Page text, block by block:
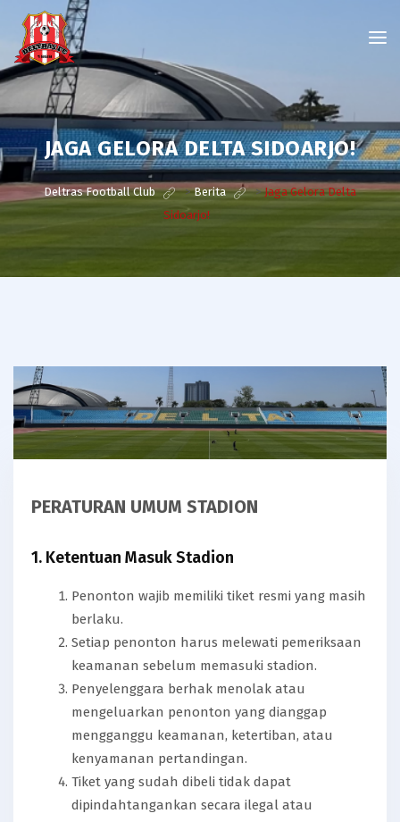
JAGA GELORA DELTA SIDOARJO!
Deltras Football Club >Berita >Jaga Gelora Delta
Sidoarjo!
PERATURAN UMUM STADION
1. Ketentuan Masuk Stadion
Penonton wajib memiliki tiket resmi yang masih
berlaku.
Setiap penonton harus melewati pemeriksaan
keamanan sebelum memasuki stadion.
Penyelenggara berhak menolak atau
mengeluarkan penonton yang dianggap
mengganggu keamanan, ketertiban, atau
kenyamanan pertandingan.
Tiket yang sudah dibeli tidak dapat
dipindahtangankan secara ilegal atau